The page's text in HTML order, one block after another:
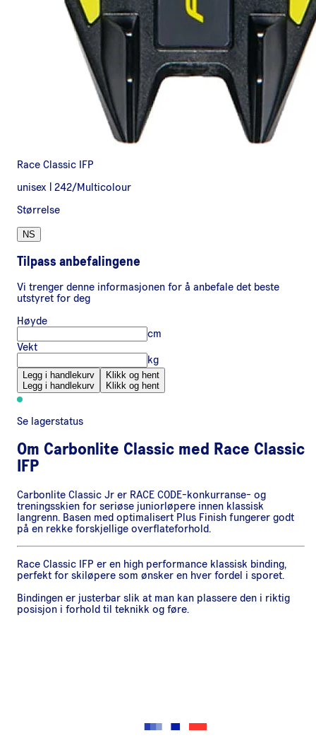
Race Classic IFP
unisex
242/Multicolour
Størrelse
NS
Tilpass anbefalingene
Vi trenger denne informasjonen for å anbefale det beste
utstyret for deg
Høyde
cm
Vekt
kg
Legg i handlekurv
Legg i handlekurv
Klikk og hent
Klikk og hent
Se lagerstatus
Om Carbonlite Classic med Race Classic
IFP
Carbonlite Classic Jr er RACE CODE-konkurranse- og
treningsskien for seriøse juniorløpere innen klassisk
langrenn. Basen med optimalisert Plus Finish fungerer godt
på en rekke forskjellige overflateforhold.
Race Classic IFP er en high performance klassisk binding,
perfekt for skiløpere som ønsker en hver fordel i sporet.
Bindingen er justerbar slik at man kan plassere den i riktig
posisjon i forhold til teknikk og føre.